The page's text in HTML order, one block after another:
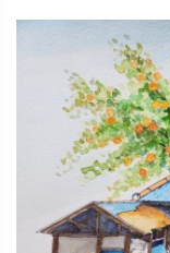
어반스케치